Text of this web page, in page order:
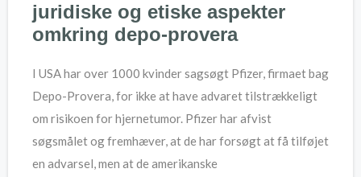
juridiske og etiske aspekter
omkring depo-provera
I USA har over 1000 kvinder sagsøgt Pfizer, firmaet bag
Depo-Provera, for ikke at have advaret tilstrækkeligt
om risikoen for hjernetumor. Pfizer har afvist
søgsmålet og fremhæver, at de har forsøgt at få tilføjet
en advarsel, men at de amerikanske